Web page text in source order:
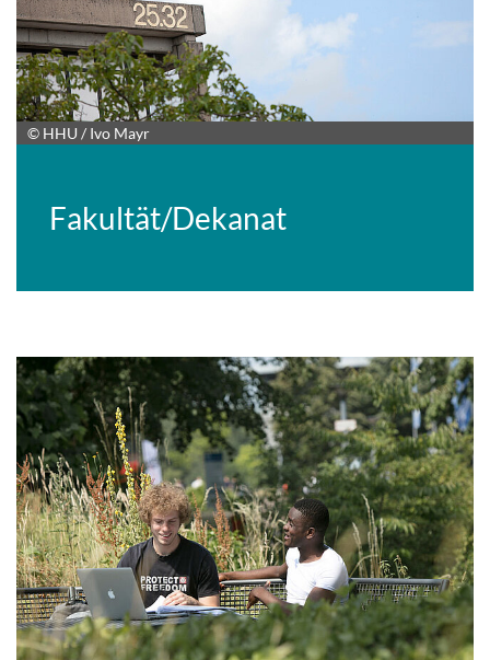
© HHU / Ivo Mayr
Fakultät/Dekanat